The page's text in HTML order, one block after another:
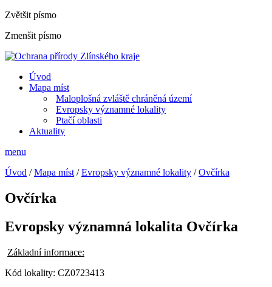
Zvětšit písmo
Zmenšit písmo
Úvod
Mapa míst
Maloplošná zvláště chráněná území
Evropsky významné lokality
Ptačí oblasti
Aktuality
menu
Úvod /Mapa míst /Evropsky významné lokality /Ovčírka
Ovčírka
Evropsky významná lokalita Ovčírka
Základní informace:
Kód lokality: CZ0723413